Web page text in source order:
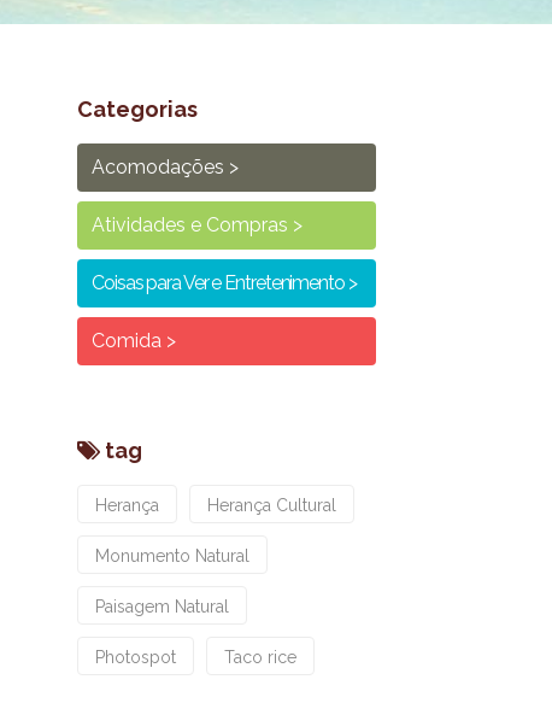
Categorias
Acomodações
Atividades e Compras
Coisas para Ver e Entretenimento
Comida
tag
Herança Herança Cultural
Monumento Natural
Paisagem Natural
Photospot Taco rice